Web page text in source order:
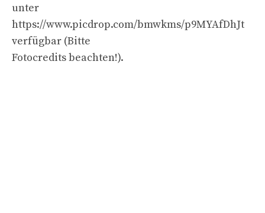
unter
https://www.picdrop.com/bmwkms/p9MYAfDhJt
verfügbar (Bitte
Fotocredits beachten!).